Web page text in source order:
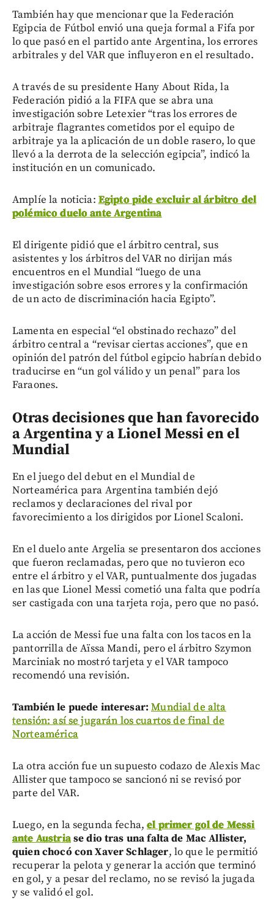
También hay que mencionar que la Federación
Egipcia de Fútbol envió una queja formal a Fifa por
lo que pasó en el partido ante Argentina, los errores
arbitrales y del VAR que influyeron en el resultado.
A través de su presidente Hany About Rida, la
Federación pidió a la FIFA que se abra una
investigación sobre Letexier “tras los errores de
arbitraje flagrantes cometidos por el equipo de
arbitraje ya la aplicación de un doble rasero, lo que
llevó a la derrota de la selección egipcia”, indicó la
institución en un comunicado.
Amplíe la noticia: Egipto pide excluir al árbitro del
polémico duelo ante Argentina
El dirigente pidió que el árbitro central, sus
asistentes y los árbitros del VAR no dirijan más
encuentros en el Mundial “luego de una
investigación sobre esos errores y la confirmación
de un acto de discriminación hacia Egipto”.
Lamenta en especial “el obstinado rechazo” del
árbitro central a “revisar ciertas acciones”, que en
opinión del patrón del fútbol egipcio habrían debido
traducirse en “un gol válido y un penal” para los
Faraones.
Otras decisiones que han favorecido
a Argentina y a Lionel Messi en el
Mundial
En el juego del debut en el Mundial de
Norteamérica para Argentina también dejó
reclamos y declaraciones del rival por
favorecimiento a los dirigidos por Lionel Scaloni.
En el duelo ante Argelia se presentaron dos acciones
que fueron reclamadas, pero que no tuvieron eco
entre el árbitro y el VAR, puntualmente dos jugadas
en las que Lionel Messi cometió una falta que podría
ser castigada con una tarjeta roja, pero que no pasó.
La acción de Messi fue una falta con los tacos en la
pantorrilla de Aïssa Mandi, pero el árbitro Szymon
Marciniak no mostró tarjeta y el VAR tampoco
recomendó una revisión.
También le puede interesar:Mundial de alta
tensión: así se jugarán los cuartos de final de
Norteamérica
La otra acción fue un supuesto codazo de Alexis Mac
Allister que tampoco se sancionó ni se revisó por
parte del VAR.
Luego, en la segunda fecha,el primer gol de Messi
ante Austriase dio tras una falta de Mac Allister,
quien chocó con Xaver Schlager, lo que le permitió
recuperar la pelota y generar la acción que terminó
en gol, y a pesar del reclamo, no se revisó la jugada
y se validó el gol.